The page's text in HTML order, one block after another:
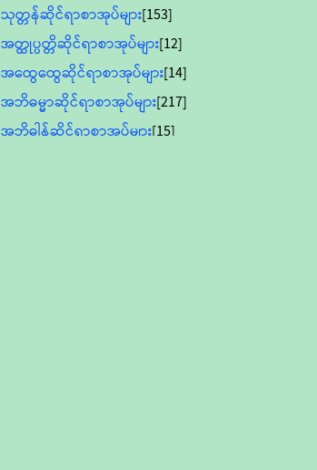
သုတ္တန်ဆိုင်ရာစာအုပ်များ[153]
အတ္ထုပ္ပတ္တိဆိုင်ရာစာအုပ်များ[12]
အထွေထွေဆိုင်ရာစာအုပ်များ[14]
အဘိဓမ္မာဆိုင်ရာစာအုပ်များ[217]
အဘိဓါန်ဆိုင်ရာစာအုပ်များ[15]